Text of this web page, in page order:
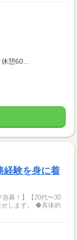
憩60...
経験を身に着
急募！】【20代〜30